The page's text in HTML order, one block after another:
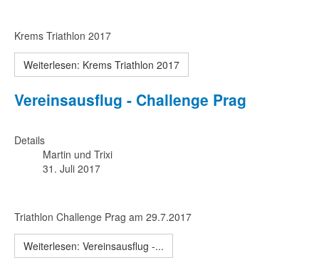
Krems Triathlon 2017
Weiterlesen: Krems Triathlon 2017
Vereinsausflug - Challenge Prag
Details
Martin und Trixi
31. Juli 2017
Triathlon Challenge Prag am 29.7.2017
Weiterlesen: Vereinsausflug -...